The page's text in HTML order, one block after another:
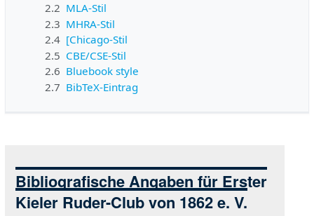
2.2 MLA-Stil
2.3 MHRA-Stil
2.4 [Chicago-Stil
2.5 CBE/CSE-Stil
2.6 Bluebook style
2.7 BibTeX-Eintrag
Bibliografische Angaben für Erster
Kieler Ruder-Club von 1862 e. V.